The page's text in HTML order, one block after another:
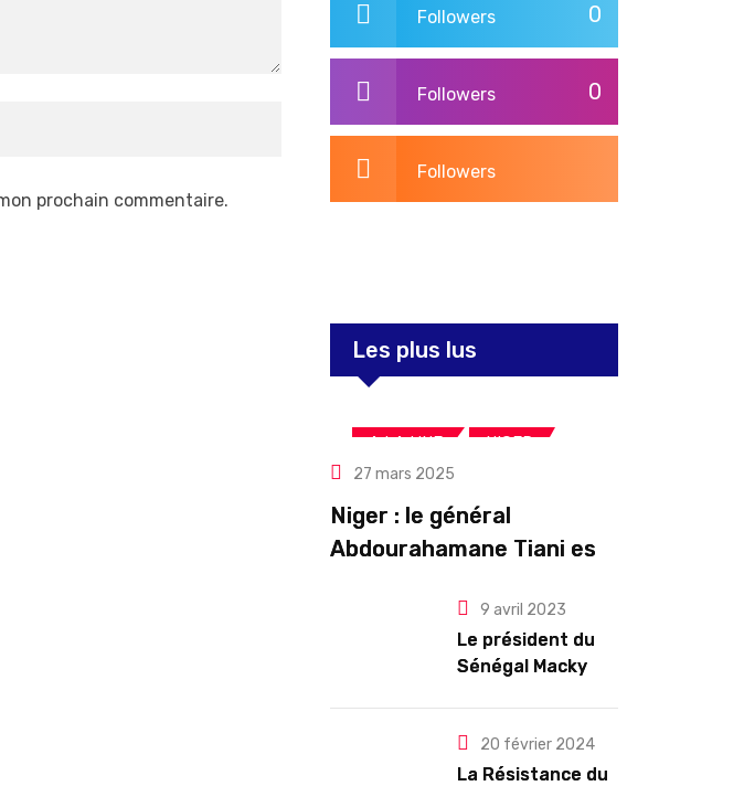
prochain commentaire.
0
Followers
0
Followers
Followers
Les plus lus
A LA UNE NIGER
Politique
27 mars 2025
Niger : le général
Abdourahamane Tiani est
président pour cinq ans
renouvelables
9 avril 2023
Le président du
Sénégal Macky
l’arrêt des
troubles
20 février 2024
La Résistance du